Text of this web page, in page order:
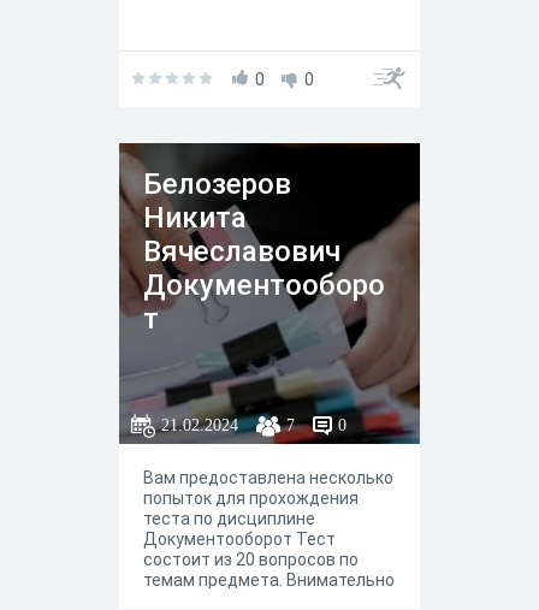
0 0
Белозеров
Никита
Вячеславович
Документооборо
т
21.02.2024 7 0
Вам предоставлена несколько
попыток для прохождения
теста по дисциплине
Документооборот Тест
состоит из 20 вопросов по
темам предмета. Внимательно